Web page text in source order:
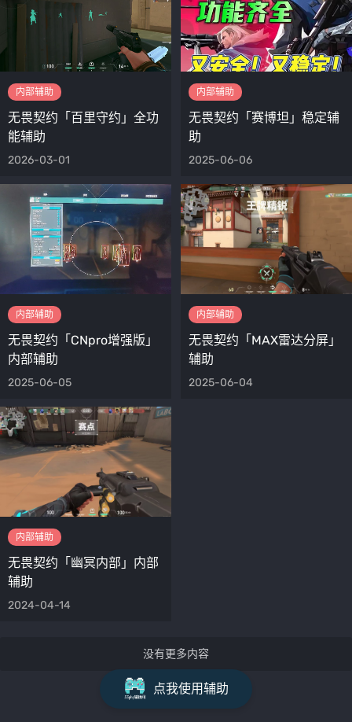
点我使用辅助
内部辅助
无畏契约「百里守约」全功
能辅助
2026-03-01
内部辅助
无畏契约「赛博坦」稳定辅
助
2025-06-06
内部辅助
无畏契约「CNpro增强版」
内部辅助
2025-06-05
内部辅助
无畏契约「MAX雷达分屏」
辅助
2025-06-04
内部辅助
无畏契约「幽冥内部」内部
辅助
2024-04-14
没有更多内容